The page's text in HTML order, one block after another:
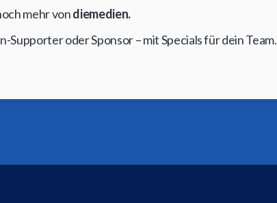
mehr vondiemedien.
Supporter oder Sponsor – mit Specials für dein Team.